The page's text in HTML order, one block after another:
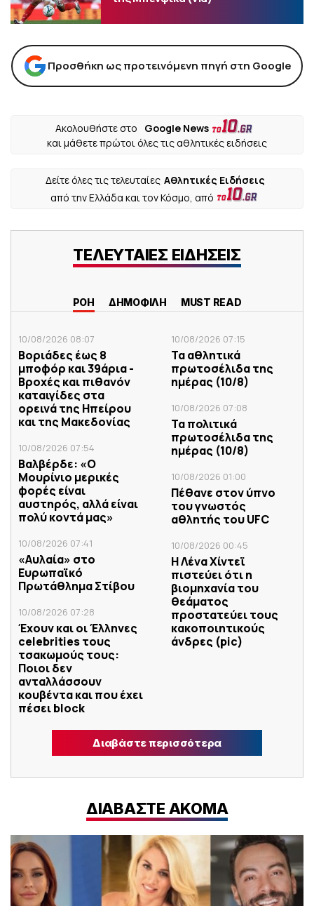
Προσθήκη ως προτεινόμενη πηγή στη Google
Ακολουθήστε στο
Google News
και μάθετε πρώτοι όλες τις αθλητικές ειδήσεις
Δείτε όλες τις τελευταίες Αθλητικές Ειδήσεις
από την Ελλάδα και τον Κόσμο, από
ΤΕΛΕΥΤΑΙΕΣ ΕΙΔΗΣΕΙΣ
ΡΟΗ ΔΗΜΟΦΙΛΗ MUST READ
10/08/2026 08:07
Βοριάδες έως 8
μποφόρ και 39άρια -
Βροχές και πιθανόν
καταιγίδες στα
ορεινά της Ηπείρου
και της Μακεδονίας
10/08/2026 07:54
Βαλβέρδε: «Ο
Μουρίνιο μερικές
φορές είναι
αυστηρός, αλλά είναι
πολύ κοντά μας»
10/08/2026 07:41
«Αυλαία» στο
Ευρωπαϊκό
Πρωτάθλημα Στίβου
10/08/2026 07:28
Έχουν και οι Έλληνες
celebrities τους
τσακωμούς τους:
Ποιοι δεν
ανταλλάσσουν
κουβέντα και που έχει
πέσει block
10/08/2026 07:15
Τα αθλητικά
πρωτοσέλιδα της
ημέρας (10/8)
10/08/2026 07:08
Τα πολιτικά
πρωτοσέλιδα της
ημέρας (10/8)
10/08/2026 01:00
Πέθανε στον ύπνο
του γνωστός
αθλητής του UFC
10/08/2026 00:45
Η Λένα Χίντεϊ
πιστεύει ότι η
βιομηχανία του
θεάματος
προστατεύει τους
κακοποιητικούς
άνδρες (pic)
Διαβάστε περισσότερα
ΔΙΑΒΑΣΤΕ ΑΚΟΜΑ